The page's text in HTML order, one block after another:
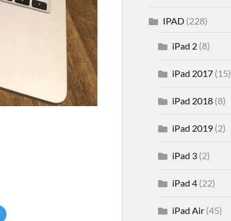
IPAD(228)
iPad 2(8)
iPad 2017(15)
iPad 2018(8)
iPad 2019(2)
iPad 3(2)
iPad 4(22)
iPad Air(45)